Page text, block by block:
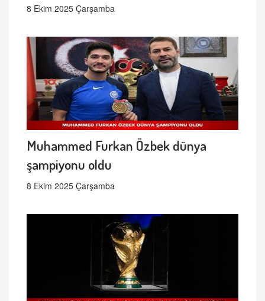
8 Ekim 2025 Çarşamba
Muhammed Furkan Özbek dünya
şampiyonu oldu
8 Ekim 2025 Çarşamba